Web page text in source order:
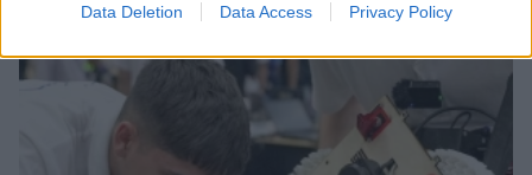
Data Deletion Data Access Privacy Policy